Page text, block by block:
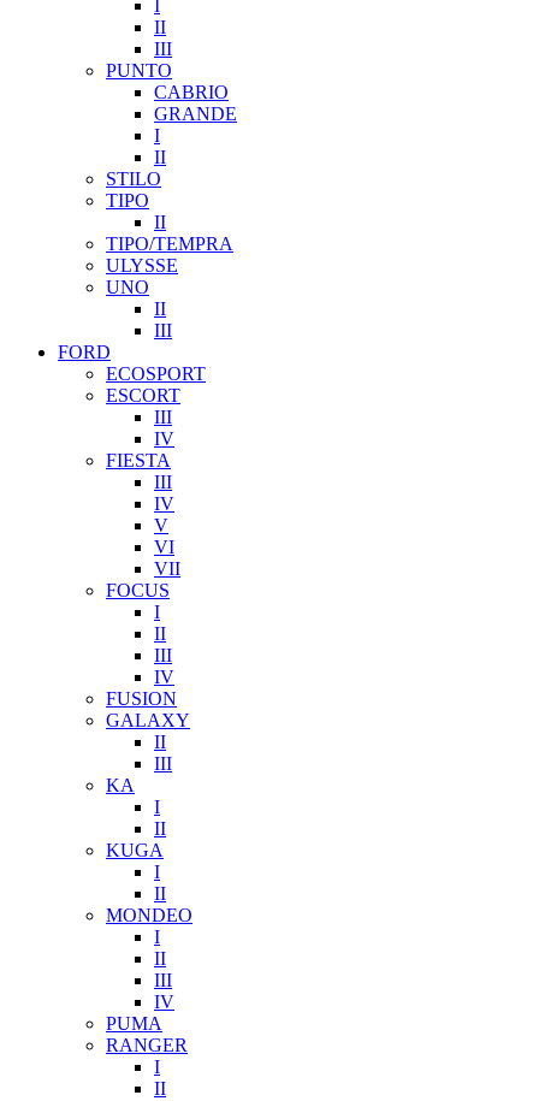
II
III
PUNTO
CABRIO
GRANDE
I
II
STILO
TIPO
II
TIPO/TEMPRA
ULYSSE
UNO
II
III
FORD
ECOSPORT
ESCORT
III
IV
FIESTA
III
IV
V
VI
VII
FOCUS
I
II
III
IV
FUSION
GALAXY
II
III
KA
I
II
KUGA
I
II
MONDEO
I
II
III
IV
PUMA
RANGER
I
II